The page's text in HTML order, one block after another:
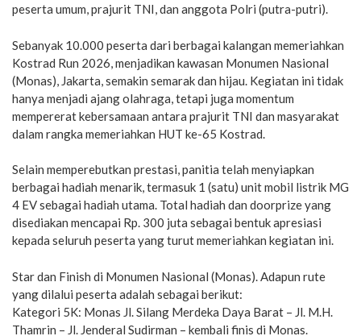
peserta umum, prajurit TNI, dan anggota Polri (putra-putri).
Sebanyak 10.000 peserta dari berbagai kalangan memeriahkan
Kostrad Run 2026, menjadikan kawasan Monumen Nasional
(Monas), Jakarta, semakin semarak dan hijau. Kegiatan ini tidak
hanya menjadi ajang olahraga, tetapi juga momentum
mempererat kebersamaan antara prajurit TNI dan masyarakat
dalam rangka memeriahkan HUT ke-65 Kostrad.
Selain memperebutkan prestasi, panitia telah menyiapkan
berbagai hadiah menarik, termasuk 1 (satu) unit mobil listrik MG
4 EV sebagai hadiah utama. Total hadiah dan doorprize yang
disediakan mencapai Rp. 300 juta sebagai bentuk apresiasi
kepada seluruh peserta yang turut memeriahkan kegiatan ini.
Star dan Finish di Monumen Nasional (Monas). Adapun rute
yang dilalui peserta adalah sebagai berikut:
Kategori 5K: Monas Jl. Silang Merdeka Daya Barat – Jl. M.H.
Thamrin – Jl. Jenderal Sudirman – kembali finis di Monas.